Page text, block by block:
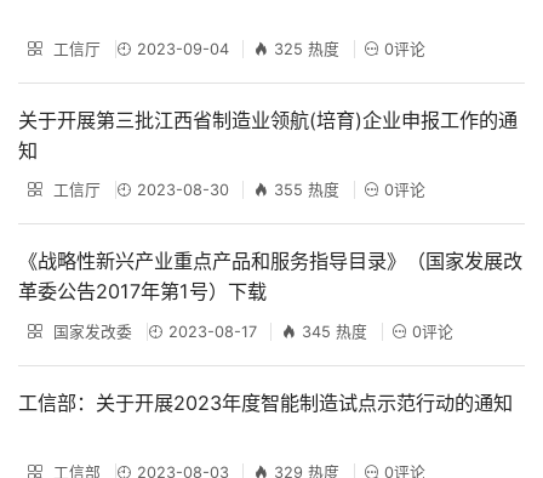
工信厅 2023-09-04 325 热度 0评论
关于开展第三批江西省制造业领航(培育)企业申报工作的通
知
工信厅 2023-08-30 355 热度 0评论
《战略性新兴产业重点产品和服务指导目录》（国家发展改
革委公告2017年第1号）下载
国家发改委 2023-08-17 345 热度 0评论
工信部：关于开展2023年度智能制造试点示范行动的通知
工信部 2023-08-03 329 热度 0评论